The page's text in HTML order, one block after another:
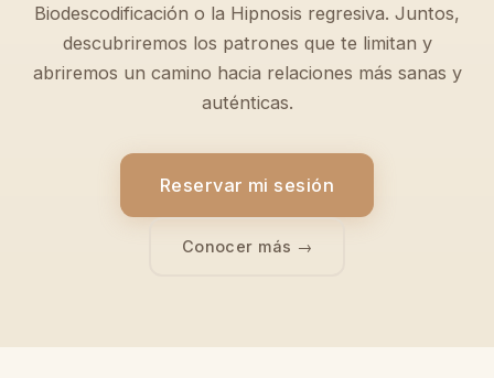
Biodescodificación o la Hipnosis regresiva. Juntos,
descubriremos los patrones que te limitan y
abriremos un camino hacia relaciones más sanas y
auténticas.
Reservar mi sesión
Conocer más →